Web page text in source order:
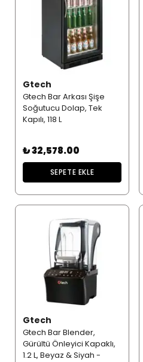
Gtech
Gtech Bar Arkası Şişe
Soğutucu Dolap, Tek
Kapılı, 118 L
₺ 32,578.00
SEPETE EKLE
Gtech
Gtech Bar Blender,
Gürültü Önleyici Kapaklı,
1.2 L, Beyaz & Siyah -